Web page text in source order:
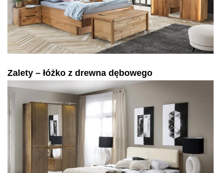
Zalety – łóżko z drewna dębowego